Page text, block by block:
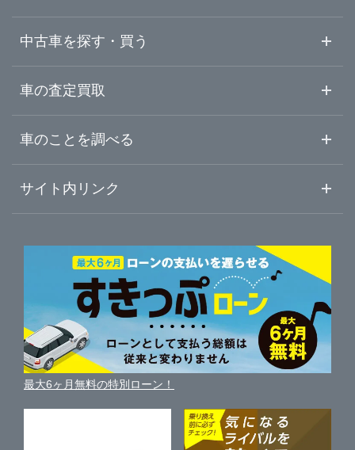
ガリバー久留米みやき店
唐津・伊万里
大分県
宮崎県
鹿児島県
沖縄県
中古車を探す・買う
中古車情報・中古車検索
初めての中古車購入ガイド
中古車人気ランキング
自動車ローンを調べる
ガリバーの自動車ローン
車買い替えの基礎知識
近くのお店で車を探す
車の査定買取
車査定・車買取ならガリバー
ガリバーの査定が選ばれる理由
車を売る時よくある質問
便利な査定サービス
中古車買取相場（毎月更新）
車の個人売買ガイド
車のことを調べる
車初心者まとめ
新車・中古車カタログ
車の燃費を調べる
車種別クチコミ
車比較サイト
サイト内リンク
サイトマップ
サイトの使用条件
利用規約
保険代理店業務に関する基本方針
最大6ヶ月無料の特別ローン！